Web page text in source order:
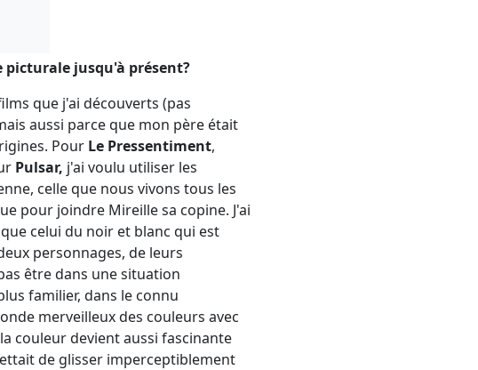
picturale jusqu'à présent?
que j'ai découverts (pas
aussi parce que mon père était
Pour Le Pressentiment,
Pulsar, j'ai voulu utiliser les
celle que nous vivons tous les
pour joindre Mireille sa copine. J'ai
celui du noir et blanc qui est
personnages, de leurs
être dans une situation
familier, dans le connu
merveilleux des couleurs avec
couleur devient aussi fascinante
de glisser imperceptiblement